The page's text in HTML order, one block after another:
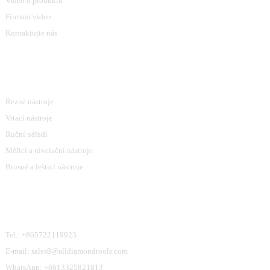
Firemní video
Kontaktujte nás
Řezné nástroje
Vrtací nástroje
Ruční nářadí
Měřicí a nivelační nástroje
Brusné a lešticí nástroje
Tel.: +865722119923
E-mail: sales8@alldiamondtools.com
WhatsApp: +8613325821813